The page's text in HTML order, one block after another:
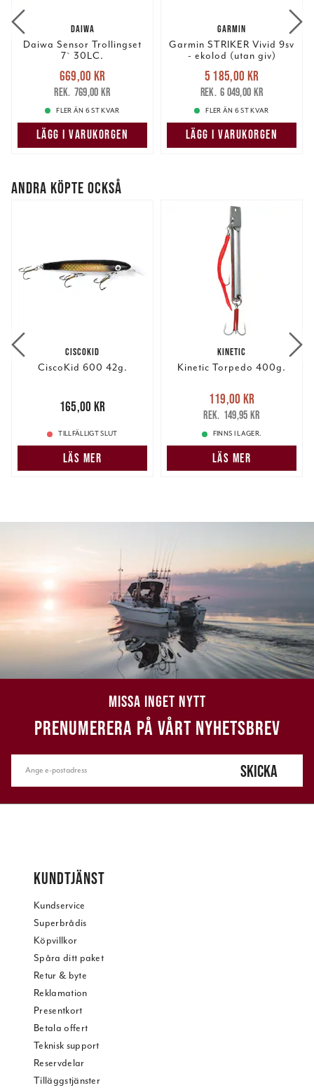
annons- och analysföretag som vi samarbetar med.
Dessa kan i sin tur kombinera informationen med annan
information som du har tillhandahållit eller som de har
DAIWA
Daiwa Sensor Trollingset
7` 30LC.
Nuvarande pris
669,00 krTidigare pris
769,00 kr
669,00 kr
769,00 kr
FLER ÄN 6 ST KVAR
LÄGG I VARUKORGEN
GARMIN
Garmin STRIKER Vivid 9sv
- ekolod (utan giv)
Nuvarande pris
5 185,00 krTidigare pris
6 049,00 kr
5 185,00 kr
6 049,00 kr
FLER ÄN 6 ST KVAR
LÄGG I VARUKORGEN
ANDRA KÖPTE OCKSÅ
CISCOKID
CiscoKid 600 42g.
165,00 kr
165,00 kr
TILLFÄLLIGT SLUT
LÄS MER
KINETIC
Kinetic Torpedo 400g.
Nuvarande pris
119,00 krTidigare pris
149,95 kr
119,00 kr
149,95 kr
FINNS I LAGER.
LÄS MER
MISSA INGET NYTT
PRENUMERERA PÅ VÅRT NYHETSBREV
SKICKA
KUNDTJÄNST
Kundservice
Superbrådis
Köpvillkor
Spåra ditt paket
Retur & byte
Reklamation
Presentkort
Betala offert
Teknisk support
Reservdelar
Tilläggstjänster